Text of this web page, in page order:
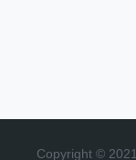
Copyright ©